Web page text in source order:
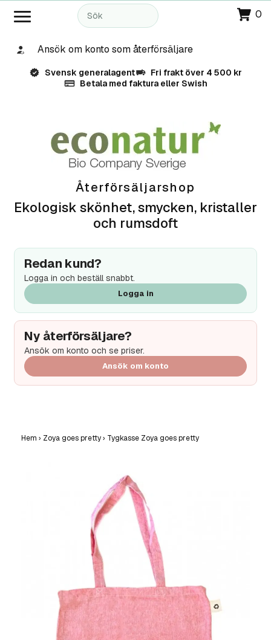
0
Ansök om konto som återförsäljare
Svensk generalagent
Fri frakt över 4 500 kr
Betala med faktura eller Swish
Återförsäljarshop
Ekologisk skönhet, smycken, kristaller
och rumsdoft
Redan kund?
Logga in och beställ snabbt.
Logga in
Ny återförsäljare?
Ansök om konto och se priser.
Ansök om konto
Hem › Zoya goes pretty› Tygkasse Zoya goes pretty